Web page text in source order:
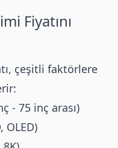
Fiyatını
çeşitli faktörlere
- 75 inç arası)
OLED)